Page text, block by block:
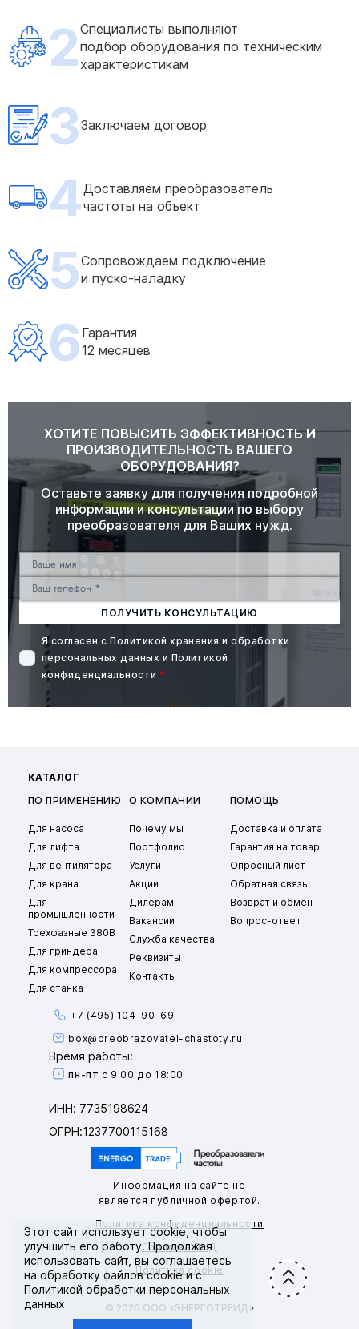
2Специалисты выполняют
подбор оборудования по техническим
характеристикам
3Заключаем договор
4Доставляем преобразователь
частоты на объект
5Сопровождаем подключение
и пуско-наладку
6 Гарантия
12 месяцев
ХОТИТЕ ПОВЫСИТЬ ЭФФЕКТИВНОСТЬ И
ПРОИЗВОДИТЕЛЬНОСТЬ ВАШЕГО
ОБОРУДОВАНИЯ?
Оставьте заявку для получения подробной
информации и консультации по выбору
преобразователя для Ваших нужд.
ПОЛУЧИТЬ КОНСУЛЬТАЦИЮ
Я согласен сПолитикой хранения и обработки
персональных данных и Политикой
конфиденциальности *
КАТАЛОГ
ПО ПРИМЕНЕНИЮ
Для насоса
Для лифта
Для вентилятора
Для крана
Для
промышленности
Трехфазные 380В
Для гриндера
Для компрессора
Для станка
О КОМПАНИИ
Почему мы
Портфолио
Услуги
Акции
Дилерам
Вакансии
Служба качества
Реквизиты
Контакты
ПОМОЩЬ
Доставка и оплата
Гарантия на товар
Опросный лист
Обратная связь
Возврат и обмен
Вопрос-ответ
+7 (495) 104-90-69
box@preobrazovatel-chastoty.ru
Время работы:
пн-пт с 9:00 до 18:00
ИНН: 7735198624
ОГРН:1237700115168
Информация на сайте не
является публичной офертой.
Политика конфиденциальности
Политика ПНД
Политика cookie
© 2026 ООО «ЭНЕРГОТРЕЙД»
Этот сайт используетcookie, чтобы
улучшить его работу. Продолжая
использовать сайт, вы соглашаетесь
на обработку файлов cookie и с
Политикой обработки персональных
данных